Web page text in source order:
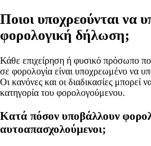
Ποιοι υποχρεούνται να
φορολογική δήλωση;
Κάθε επιχείρηση ή φυσικό πρόσωπο
σε φορολογία είναι υποχρεωμένο να
Οι κανόνες και οι διαδικασίες μπορεί
κατηγορία του φορολογούμενου.
Κατά πόσον υποβάλλουν
αυτοαπασχολούμενοι;